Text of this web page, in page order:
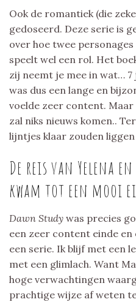
Ook de romantiek (die
gedoseerd. Deze serie is
over hoe twee
speelt wel een rol. Het
zij neemt je mee in wat… 7
was dus een lange en
voelde zeer content.
zal niks nieuws komen..
lijntjes klaar zouden
De reis van Yelena
kwam tot een mooi
Dawn Study was precies
een zeer content einde
een serie. Ik blijf met een
met een glimlach. Want
hoge verwachtingen
prachtige wijze af weten